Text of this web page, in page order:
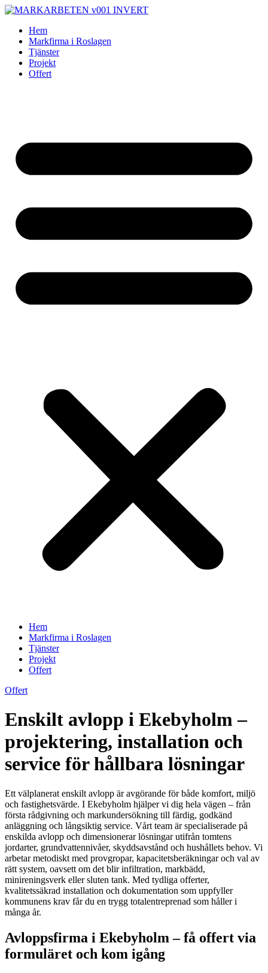
Skip
contentHem
Markfirma i Roslagen
Tjänster
Projekt
Offert
Hem
Markfirma i Roslagen
Tjänster
Projekt
Offert
Offert
Enskilt avlopp i Ekebyholm –
projektering, installation och
service för hållbara lösningar
Ett välplanerat enskilt avlopp är avgörande för både komfort, miljö
och fastighetsvärde. I Ekebyholm hjälper vi dig hela vägen – från
första rådgivning och markundersökning till färdig, godkänd
anläggning och långsiktig service. Vårt team är specialiserade på
enskilda avlopp och dimensionerar lösningar utifrån tomtens
jordarter, grundvattennivåer, skyddsavstånd och hushållets behov. Vi
arbetar metodiskt med provgropar, kapacitetsberäkningar och val av
rätt system, oavsett om det blir infiltration, markbädd,
minireningsverk eller sluten tank. Med tydliga offerter,
kvalitetssäkrad installation och dokumentation som uppfyller
kommunens krav får du en trygg totalentreprenad som håller i
många år.
Avloppsfirma i Ekebyholm – få offert via
formuläret och kom igång